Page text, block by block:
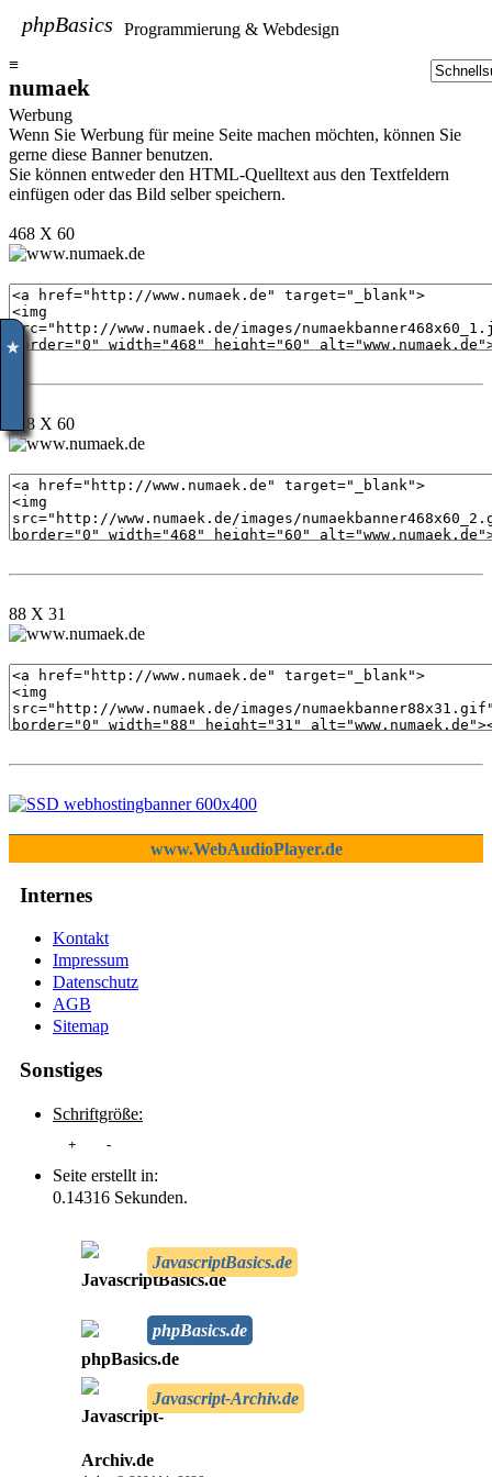
✮
phpBasics
Programmierung & Webdesign
≡
numaek
Werbung
Wenn Sie Werbung für meine Seite machen möchten, können Sie
gerne diese Banner benutzen.
Sie können entweder den HTML-Quelltext aus den Textfeldern
einfügen oder das Bild selber speichern.
468 X 60
468 X 60
88 X 31
www.WebAudioPlayer.de
Internes
Kontakt
Impressum
Datenschutz
AGB
Sitemap
Sonstiges
Schriftgröße:
+ -
Seite erstellt in:
0.14316 Sekunden.
JavascriptBasics.de
phpBasics.de
Javascript-Archiv.de